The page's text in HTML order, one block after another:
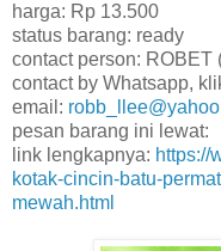
harga: Rp 13.500
status barang: ready
contact person: ROBET
contact by Whatsapp,
email:
pesan barang ini lewat:
link lengkapnya: https://
kotak-cincin-batu-
mewah.html